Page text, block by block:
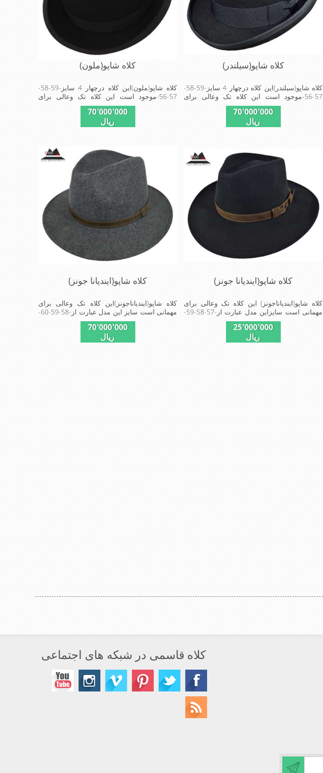
کلاه شاپو(سیلندر)
کلاه شاپو(سیلندر)این کلاه درچهار 4 سایز-59-58-
57-56-موجود است این کلاه تک وعالی برای
70٬000٬000
ریال
کلاه شاپو(ملون)
کلاه شاپو(ملون)این کلاه درچهار 4 سایز-59-58-
57-56-موجود است این کلاه تک وعالی برای
70٬000٬000
ریال
کلاه شاپو(ایندیانا جونز)
کلاه شاپو(ایندیاناجونز) این کلاه تک وعالی برای
مهمانی است سایزاین مدل عبارت از-57-58-59-
موجوداست MadeinGermanywww.hut-
25٬000٬000
ریال
کلاه شاپو(ایندیانا جونز)
کلاه شاپو(ایندیاناجونز)این کلاه تک وعالی برای
مهمانی است سایز این مدل عبارت از-58-59-60-
موجوداستMade in Germany-www.hut-
70٬000٬000
ریال
کلاه قاسمی در شبکه های اجتماعی